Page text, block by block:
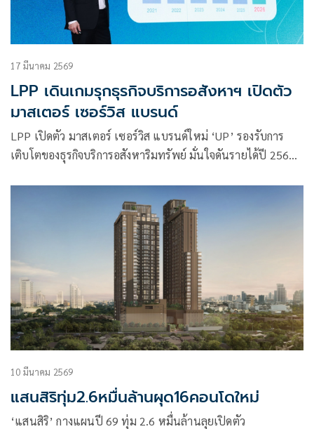
17 มีนาคม 2569
LPP เดินเกมรุกธุรกิจบริการอสังหาฯ เปิดตัว
มาสเตอร์ เซอร์วิส แบรนด์
LPP เปิดตัว มาสเตอร์ เซอร์วิส แบรนด์ใหม่ ‘UP’ รองรับการ
เติบโตของธุรกิจบริการอสังหาริมทรัพย์ มั่นใจดันรายได้ปี 2569
10 มีนาคม 2569
แสนสิริทุ่ม2.6หมื่นล้านผุด16คอนโดใหม่
‘แสนสิริ’ กางแผนปี 69 ทุ่ม 2.6 หมื่นล้านลุยเปิดตัว